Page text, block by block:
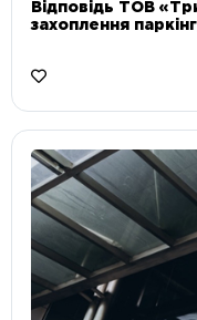
Відповідь ТОВ
захоплення